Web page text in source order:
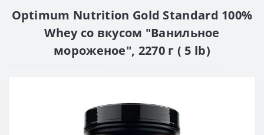
Optimum Nutrition Gold Standard 100%
Whey со вкусом "Ванильное
мороженое", 2270 г ( 5 lb)